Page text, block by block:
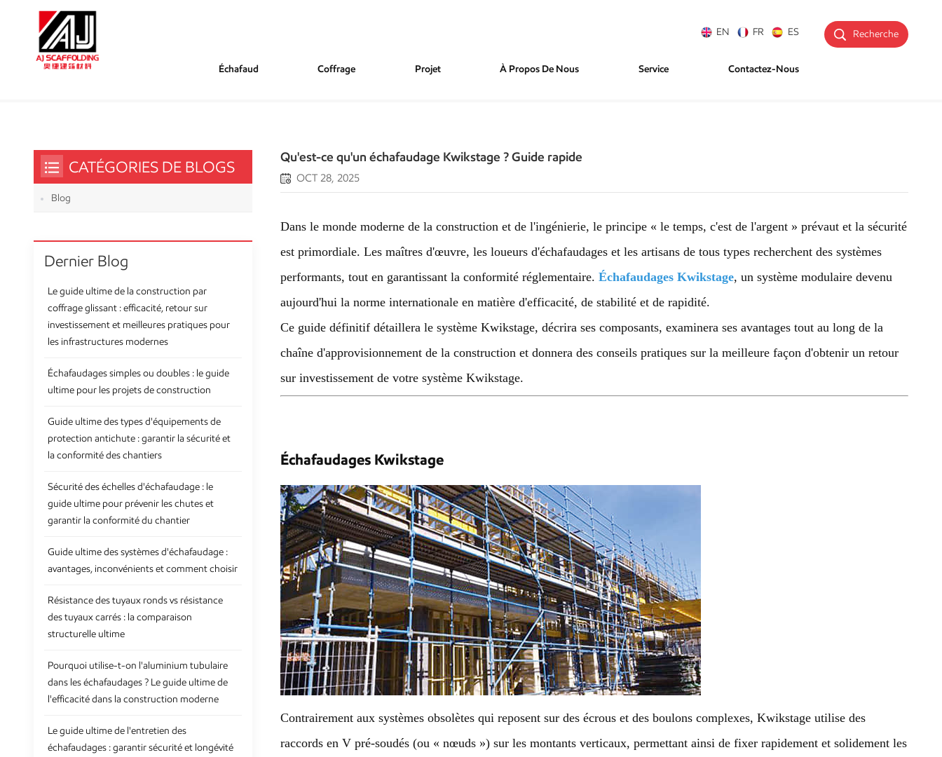
Recherche
EN FR ES
Échafaud Coffrage Projet À Propos De Nous Service Contactez-Nous
Qu'est-ce qu'un échafaudage Kwikstage ? Guide rapide
OCT 28, 2025
Dans le monde moderne de la construction et de l'ingénierie, le principe « le temps, c'est de l'argent » prévaut et la sécurité
est primordiale. Les maîtres d'œuvre, les loueurs d'échafaudages et les artisans de tous types recherchent des systèmes
performants, tout en garantissant la conformité réglementaire. Échafaudages Kwikstage, un système modulaire devenu
aujourd'hui la norme internationale en matière d'efficacité, de stabilité et de rapidité.
Ce guide définitif détaillera le système Kwikstage, décrira ses composants, examinera ses avantages tout au long de la
chaîne d'approvisionnement de la construction et donnera des conseils pratiques sur la meilleure façon d'obtenir un retour
sur investissement de votre système Kwikstage.
Échafaudages Kwikstage
Contrairement aux systèmes obsolètes qui reposent sur des écrous et des boulons complexes, Kwikstage utilise des
raccords en V pré-soudés (ou « nœuds ») sur les montants verticaux, permettant ainsi de fixer rapidement et solidement les
CATÉGORIES DE BLOGS
Blog
Dernier Blog
Le guide ultime de la construction par
coffrage glissant : efficacité, retour sur
investissement et meilleures pratiques pour
les infrastructures modernes
Échafaudages simples ou doubles : le guide
ultime pour les projets de construction
Guide ultime des types d'équipements de
protection antichute : garantir la sécurité et
la conformité des chantiers
Sécurité des échelles d'échafaudage : le
guide ultime pour prévenir les chutes et
garantir la conformité du chantier
Guide ultime des systèmes d'échafaudage :
avantages, inconvénients et comment choisir
Résistance des tuyaux ronds vs résistance
des tuyaux carrés : la comparaison
structurelle ultime
Pourquoi utilise-t-on l'aluminium tubulaire
dans les échafaudages ? Le guide ultime de
l'efficacité dans la construction moderne
Le guide ultime de l'entretien des
échafaudages : garantir sécurité et longévité